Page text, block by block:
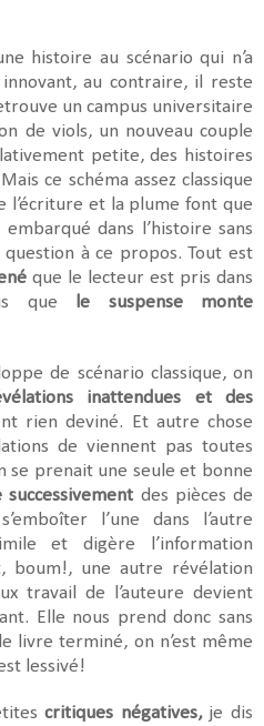
histoire au scénario qui n’a
au contraire, il reste
un campus universitaire
de viols, un nouveau couple
petite, des histoires
ce schéma assez classique
l’écriture et la plume font que
dans l’histoire sans
à ce propos. Tout est
que le lecteur est pris dans
que
le suspense monte
de scénario classique, on
inattendues et des
rien deviné. Et autre chose
de viennent pas toutes
se prenait une seule et bonne
des pièces de
l’une dans l’autre
et digère l’information
boum!, une autre révélation
travail de l’auteure devient
Elle nous prend donc sans
livre terminé, on n’est même
lessivé!
critiques négatives,je dis